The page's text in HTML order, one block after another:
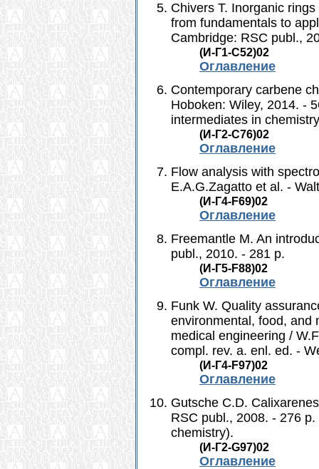
Chivers T. Inorganic
from fundamentals to
Cambridge: RSC publ.,
(И-Г1-С52)02
Оглавление
Contemporary carbene
Hoboken: Wiley, 2014. -
intermediates in
(И-Г2-С76)02
Оглавление
Flow analysis with
E.A.G.Zagatto et al. -
(И-Г4-F69)02
Оглавление
Freemantle M. An
publ., 2010. - 281 p.
(И-Г5-F88)02
Оглавление
Funk W. Quality
environmental, food, and
medical engineering /
compl. rev. a. enl. ed. -
(И-Г4-F97)02
Оглавление
Gutsche C.D.
RSC publ., 2008. - 276
chemistry).
(И-Г2-G97)02
Оглавление